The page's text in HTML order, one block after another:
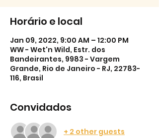
Horário e local
Jan 09, 2022, 9:00 AM – 12:00 PM
WW - Wet'n Wild, Estr. dos
Bandeirantes, 9983 - Vargem
Grande, Rio de Janeiro - RJ, 22783-
116, Brasil
Convidados
+ 2 other guests